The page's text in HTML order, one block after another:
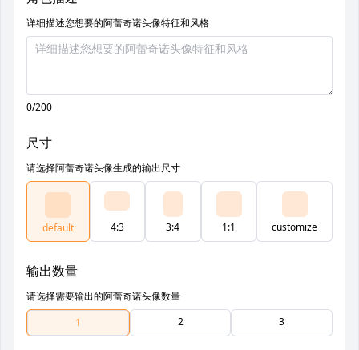
详细描述您想要的阿蕾奇诺头像特征和风格
0/200
尺寸
请选择阿蕾奇诺头像生成的输出尺寸
default 4:3 3:4 1:1 customize
输出数量
请选择需要输出的阿蕾奇诺头像数量
1
2 3